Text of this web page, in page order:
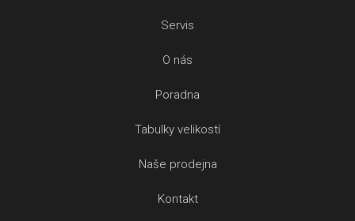
Servis
O nás
Poradna
Tabulky velikostí
Naše prodejna
Kontakt